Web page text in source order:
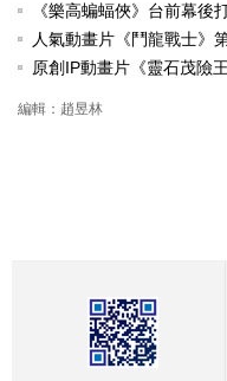
《樂高蝙蝠俠》台前幕後
人氣動畫片《鬥龍戰士》
原創IP動畫片《靈石茂險
編輯：趙昱林